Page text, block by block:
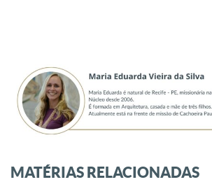
MATÉRIAS RELACIONADAS